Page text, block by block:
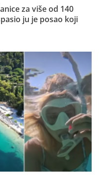
za više od 140
ju je posao koji